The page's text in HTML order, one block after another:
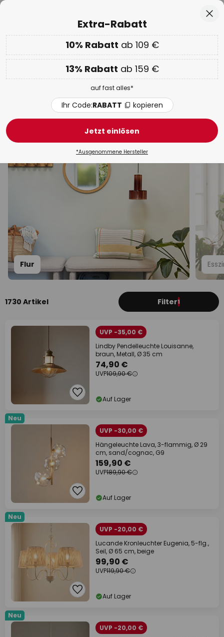
Nur
00D 15H 01M 02S
EXTRA 10% ab 109 € & 13% ab 159 €auf fast alles
Code:RABATT kopieren
WOW Week:Bis zu -70%
Pendelleuchten & Hängelampen
Design Modern Rattan /
Flur
1730 Artikel Filter1
UVP -35,00 €
Lindby Pendelleuchte Louisanne,
braun, Metall, Ø 35 cm
74,90 €
UVP109,90 €
Auf Lager
Neu
UVP -30,00 €
Hängeleuchte Lava, 3-flammig, Ø 29
cm, sand/cognac, G9
159,90 €
UVP189,90 €
Auf Lager
Neu
UVP -20,00 €
Lucande Kronleuchter Eugenia, 5-flg.,
Seil, Ø 65 cm, beige
99,90 €
UVP119,90 €
Auf Lager
Neu
UVP -20,00 €
Extra-Rabatt
10% Rabatt ab 109 €
13% Rabatt ab 159 €
auf fast alles*
Ihr Code:RABATT kopieren
Jetzt einlösen
*Ausgenommene Hersteller